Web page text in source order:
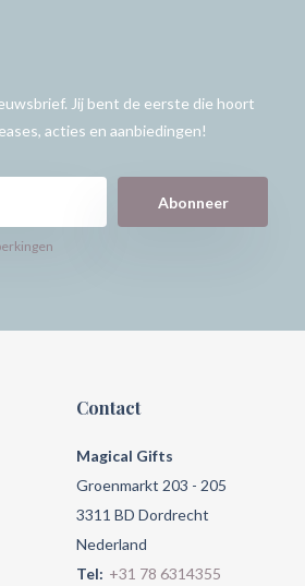
Jij bent de eerste die hoort
acties en aanbiedingen!
Abonneer
Contact
Magical Gifts
Groenmarkt 203 - 205
3311 BD Dordrecht
Nederland
Tel: +31 78 6314355